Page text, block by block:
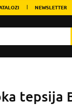
NEWSLETTER
tepsija